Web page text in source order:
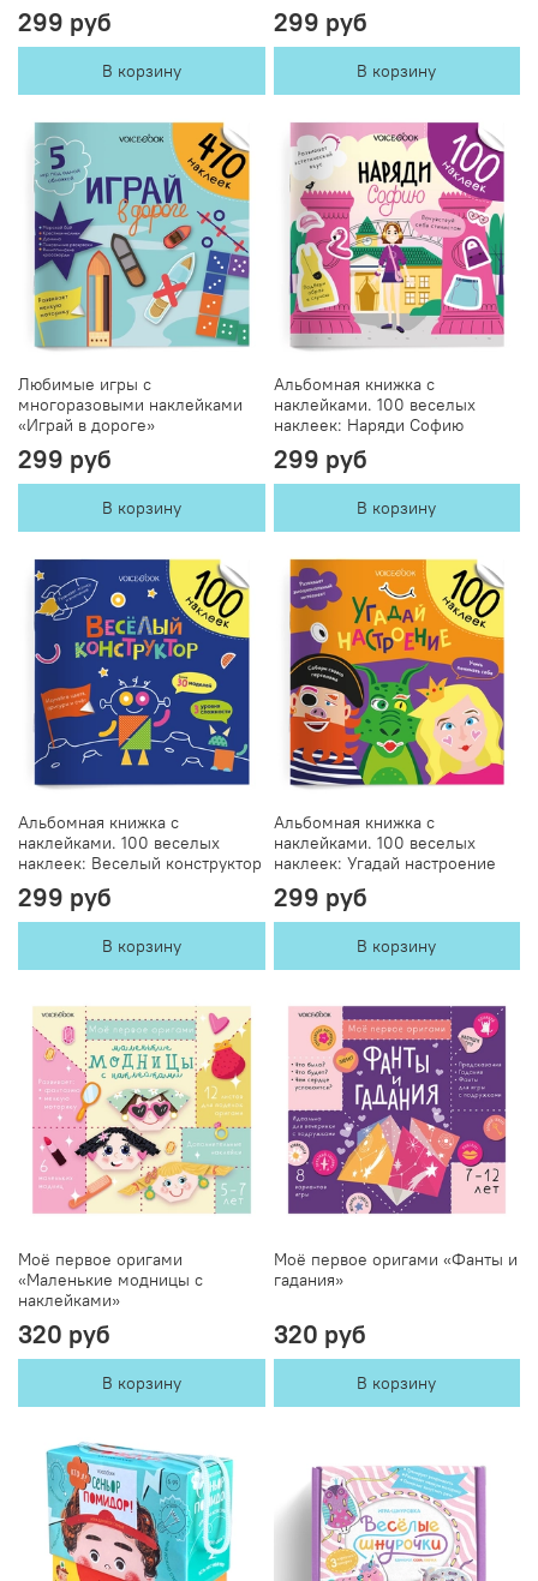
299 руб
В корзину
299 руб
В корзину
Любимые игры с
многоразовыми наклейками
«Играй в дороге»
299 руб
В корзину
Альбомная книжка с
наклейками. 100 веселых
наклеек: Наряди Софию
299 руб
В корзину
Альбомная книжка с
наклейками. 100 веселых
наклеек: Веселый конструктор
299 руб
В корзину
Альбомная книжка с
наклейками. 100 веселых
наклеек: Угадай настроение
299 руб
В корзину
Моё первое оригами
«Маленькие модницы с
наклейками»
320 руб
В корзину
Моё первое оригами «Фанты и
гадания»
320 руб
В корзину